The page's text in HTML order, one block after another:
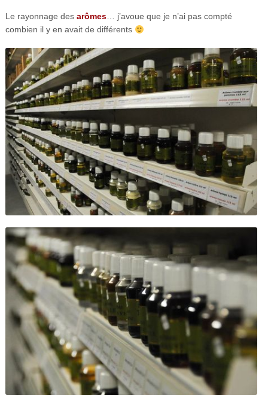
Le rayonnage des arômes… j’avoue que je n’ai pas compté
combien il y en avait de différents